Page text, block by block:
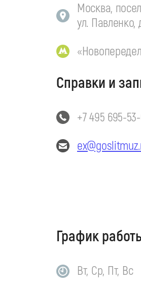
Москва,
ул. Павленко,
Справки и
+7 495 695-
График
Вт, Ср, Пт, Вс